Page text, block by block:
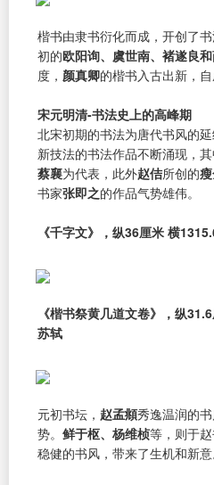
楷书由隶书衍化而成，开创了
初的欧阳询、虞世南、褚遂良
度， 颜真卿的楷书入古出新，自
宋元明清-书法史上的高峰期
北宋初期的书法为唐代书风的
新技法的书法作品不断涌现，
蔡襄为代表，此外赵佶所创的
书家张即之的作品气势雄伟。
《千字文》，纵36厘米 横
《楷书祭黄几道文卷》，纵
苏轼
元初书坛， 赵孟頫秀逸温润的
势。 鲜于枢、杨维桢等，则于
稳健的书风，带来了生机和新意